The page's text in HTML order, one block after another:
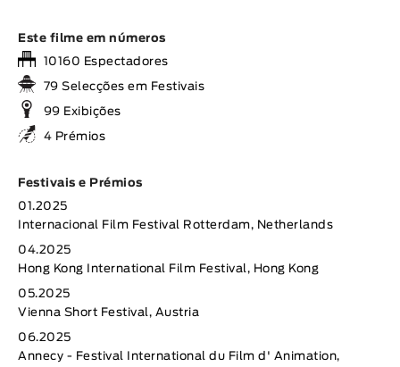
Este filme em números
10160 Espectadores
79 Selecções em Festivais
99 Exibições
4 Prémios
Festivais e Prémios
01.2025
Internacional Film Festival Rotterdam, Netherlands
04.2025
Hong Kong International Film Festival, Hong Kong
05.2025
Vienna Short Festival, Austria
06.2025
Annecy - Festival International du Film d' Animation,